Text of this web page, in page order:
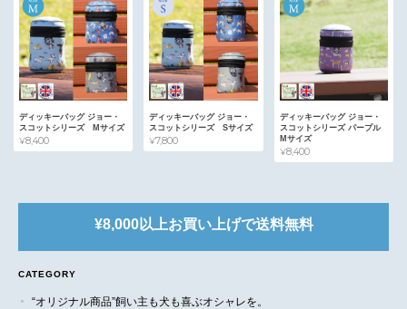
ディッキーバッグ ジョー・
スコットシリーズ Mサイズ
¥8,400
ディッキーバッグ ジョー・
スコットシリーズ Sサイズ
¥7,800
ディッキーバッグ ジョー・
スコットシリーズ パープル
Mサイズ
¥8,400
¥8,000以上お買い上げで送料無料
CATEGORY
“オリジナル商品”飼い主も犬も喜ぶオシャレを。